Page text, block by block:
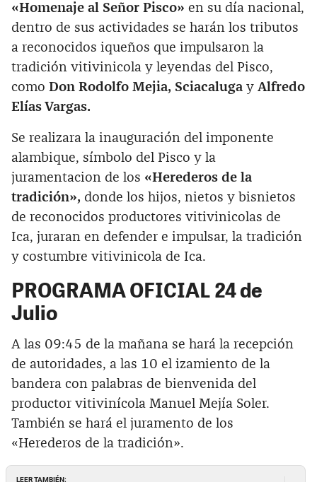
«Homenaje al Señor Pisco» en su día nacional,
dentro de sus actividades se harán los tributos
a reconocidos iqueños que impulsaron la
tradición vitivinicola y leyendas del Pisco,
como Don Rodolfo Mejia, Sciacaluga y Alfredo
Elías Vargas.
Se realizara la inauguración del imponente
alambique, símbolo del Pisco y la
juramentacion de los «Herederos de la
tradición», donde los hijos, nietos y bisnietos
de reconocidos productores vitivinicolas de
Ica, juraran en defender e impulsar, la tradición
y costumbre vitivinicola de Ica.
PROGRAMA OFICIAL 24 de
Julio
A las 09:45 de la mañana se hará la recepción
de autoridades, a las 10 el izamiento de la
bandera con palabras de bienvenida del
productor vitivinícola Manuel Mejía Soler.
También se hará el juramento de los
«Herederos de la tradición».
LEER TAMBIÉN: